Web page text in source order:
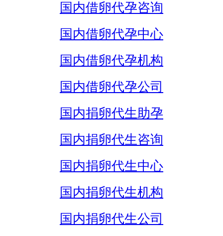
国内借卵代孕咨询
国内借卵代孕中心
国内借卵代孕机构
国内借卵代孕公司
国内捐卵代生助孕
国内捐卵代生咨询
国内捐卵代生中心
国内捐卵代生机构
国内捐卵代生公司